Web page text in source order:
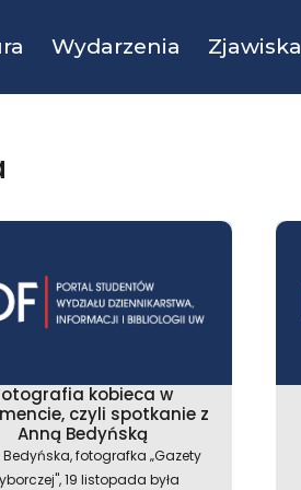
Wydarzenia Zjawiska
kobieca w
czyli spotkanie z
Anną Bedyńską
fotografka „Gazety
19 listopada była